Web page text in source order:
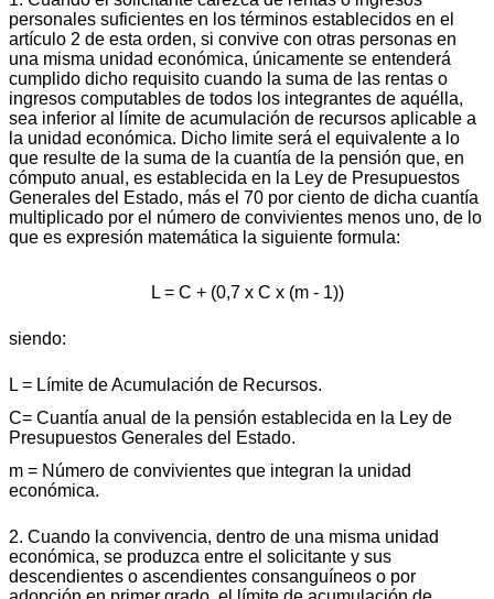
personales suficientes en los términos establecidos en el
artículo 2 de esta orden, si convive con otras personas en
una misma unidad económica, únicamente se entenderá
cumplido dicho requisito cuando la suma de las rentas o
ingresos computables de todos los integrantes de aquélla,
sea inferior al límite de acumulación de recursos aplicable a
la unidad económica. Dicho limite será el equivalente a lo
que resulte de la suma de la cuantía de la pensión que, en
cómputo anual, es establecida en la Ley de Presupuestos
Generales del Estado, más el 70 por ciento de dicha cuantía
multiplicado por el número de convivientes menos uno, de lo
que es expresión matemática la siguiente formula:
L = C + (0,7 x C x (m - 1))
siendo:
L = Límite de Acumulación de Recursos.
C= Cuantía anual de la pensión establecida en la Ley de
Presupuestos Generales del Estado.
m = Número de convivientes que integran la unidad
económica.
2. Cuando la convivencia, dentro de una misma unidad
económica, se produzca entre el solicitante y sus
descendientes o ascendientes consanguíneos o por